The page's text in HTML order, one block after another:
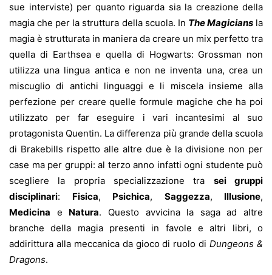
sue interviste) per quanto riguarda sia la creazione della
magia che per la struttura della scuola. In The Magiciansla
magia è strutturata in maniera da creare un mix perfetto tra
quella di Earthsea e quella di Hogwarts: Grossman non
utilizza una lingua antica e non ne inventa una, crea un
miscuglio di antichi linguaggi e li miscela insieme alla
perfezione per creare quelle formule magiche che ha poi
utilizzato per far eseguire i vari incantesimi al suo
protagonista Quentin. La differenza più grande della scuola
di Brakebills rispetto alle altre due è la divisione non per
case ma per gruppi: al terzo anno infatti ogni studente può
scegliere la propria specializzazione tra sei gruppi
disciplinari: Fisica, Psichica, Saggezza, Illusione,
Medicina e Natura. Questo avvicina la saga ad altre
branche della magia presenti in favole e altri libri, o
addirittura alla meccanica da gioco di ruolo diDungeons &
Dragons.